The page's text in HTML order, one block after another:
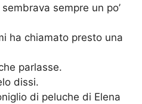
sempre un po’
ha chiamato presto una
parlasse.
dissi.
di peluche di Elena